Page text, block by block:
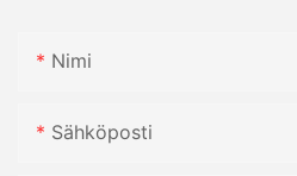
Nimi
Sähköposti